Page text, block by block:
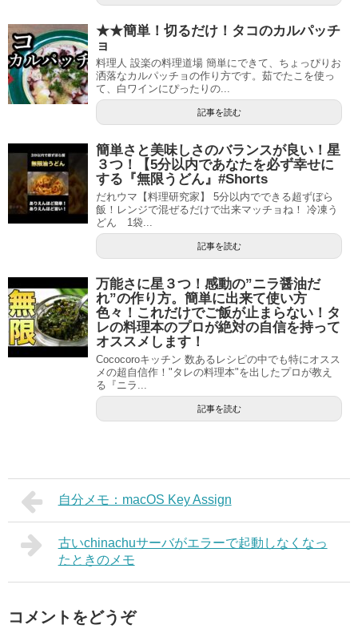
★★簡単！切るだけ！タコのカルパッチ
ョ
料理人 設楽の料理道場 簡単にできて、ちょっぴりお
洒落なカルパッチョの作り方です。茹でたこを使っ
て、白ワインにぴったりの...
記事を読む
簡単さと美味しさのバランスが良い！星
３つ！【5分以内であなたを必ず幸せに
する『無限うどん』#Shorts
だれウマ【料理研究家】 5分以内でできる超ずぼら
飯！レンジで混ぜるだけで出来マッチョね！ 冷凍う
どん 1袋...
記事を読む
万能さに星３つ！感動の”ニラ醤油だ
れ”の作り方。簡単に出来て使い方
色々！これだけでご飯が止まらない！タ
レの料理本のプロが絶対の自信を持って
オススメします！
Cococoroキッチン 数あるレシピの中でも特にオスス
メの超自信作！"タレの料理本"を出したプロが教え
る『ニラ...
記事を読む
自分メモ：macOS Key Assign
古いchinachuサーバがエラーで起動しなくなっ
たときのメモ
コメントをどうぞ